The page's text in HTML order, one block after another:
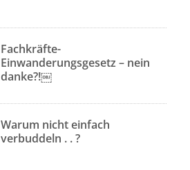
Fachkräfte-
Einwanderungsgesetz – nein
danke?!￼
Warum nicht einfach
verbuddeln . . ?